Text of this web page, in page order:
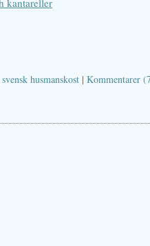
kantareller
svensk husmanskost | Kommentarer